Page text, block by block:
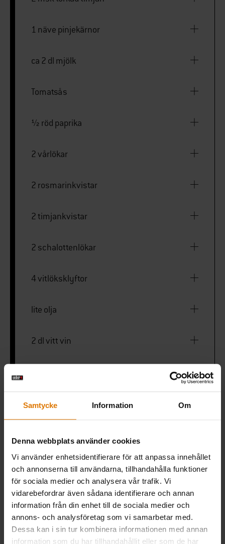
Samtycke Information Om
Denna webbplats använder cookies
Vi använder enhetsidentifierare för att anpassa innehållet
och annonserna till användarna, tillhandahålla funktioner
för sociala medier och analysera vår trafik. Vi
vidarebefordrar även sådana identifierare och annan
information från din enhet till de sociala medier och
annons- och analysföretag som vi samarbetar med.
Dessa kan i sin tur kombinera informationen med annan
information som du har tillhandahållit eller som de har
1 näve pinjekärnor
ca 2 dl mjölk
Tomatsås
½ röd paprika
2 vårlökar
2 rosmarinkvistar
2 timjankvistar
2 schalottenlökar
4 vitlöksklyftor
lite olja
2 dl vitt vin
1 msk tomatpuré
parmesan
färsk basilika